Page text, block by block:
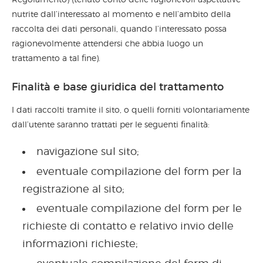
nutrite dall’interessato al momento e nell’ambito della
raccolta dei dati personali, quando l’interessato possa
ragionevolmente attendersi che abbia luogo un
trattamento a tal fine).
Finalità e base giuridica del trattamento
I dati raccolti tramite il sito, o quelli forniti volontariamente
dall’utente saranno trattati per le seguenti finalità:
navigazione sul sito;
eventuale compilazione del form per la
registrazione al sito;
eventuale compilazione del form per le
richieste di contatto e relativo invio delle
informazioni richieste;